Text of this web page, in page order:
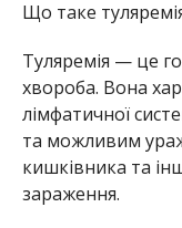
Що таке
Туляремія — це
хвороба. Вона
лімфатичної
та можливим
кишківника та
зараження.